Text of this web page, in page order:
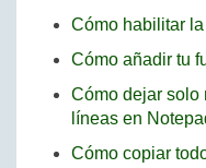
Cómo habilitar
Cómo añadir tu
Cómo dejar solo
líneas en
Cómo copiar